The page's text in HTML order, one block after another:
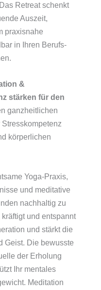
Retreat schenkt
Auszeit,
praxisnahe
in Ihren Berufs-
&
stärken für den
ganzheitlichen
körperlichen
Yoga-Praxis,
und meditative
nachhaltig zu
und entspannt
und stärkt die
Geist. Die bewusste
der Erholung
Ihr mentales
Meditation